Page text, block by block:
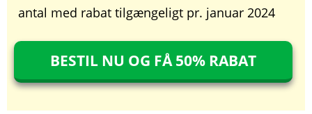
antal med rabat tilgængeligt pr. januar 2024
BESTIL NU OG FÅ 50% RABAT